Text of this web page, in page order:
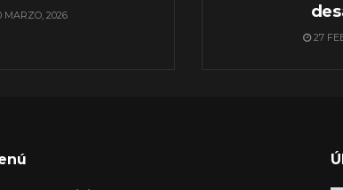
MARZO, 2026
27